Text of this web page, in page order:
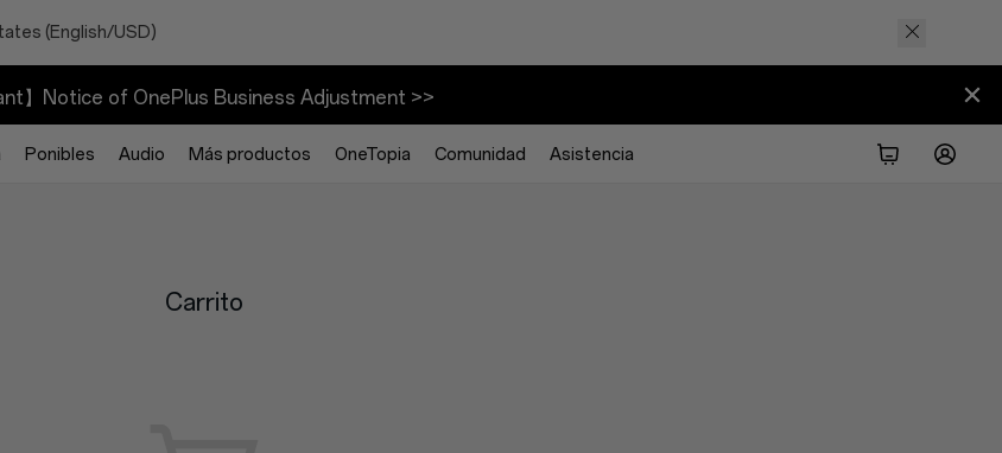
(English/USD)
】Notice of OnePlus Business Adjustment >>
Ponibles Audio Más productos OneTopia Comunidad Asistencia
Carrito